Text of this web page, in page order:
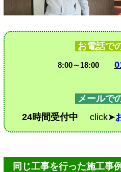
お電話で
8:00～18:00
メールで
24時間受付中 click➤
同じ工事を行った施工事例